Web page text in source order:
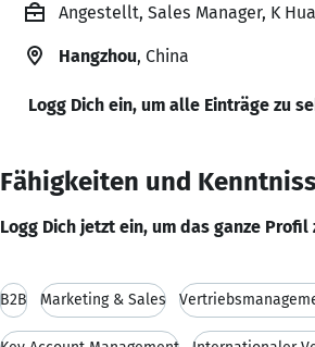
Angestellt, Sales Manager, K
Hangzhou, China
Logg Dich ein, um alle Einträge zu
Fähigkeiten und
Logg Dich jetzt ein, um das ganze Profil
B2B Marketing & Sales